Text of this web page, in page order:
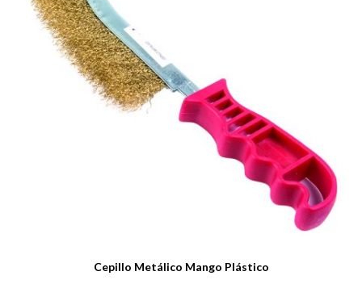
Cepillo Metálico Mango Plástico